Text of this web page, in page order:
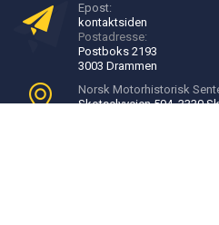
Epost:
kontaktsiden
Postadresse:
Postboks 2193
3003 Drammen
Norsk Motorhistorisk
Skotselvveien 594, 3330